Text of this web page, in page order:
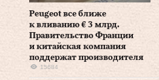
Peugeot все ближе
к вливанию € 3 млрд.
Правительство Франции
и китайская компания
поддержат производителя
15684